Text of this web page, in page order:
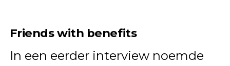
Friends with benefits
In een eerder interview noemde